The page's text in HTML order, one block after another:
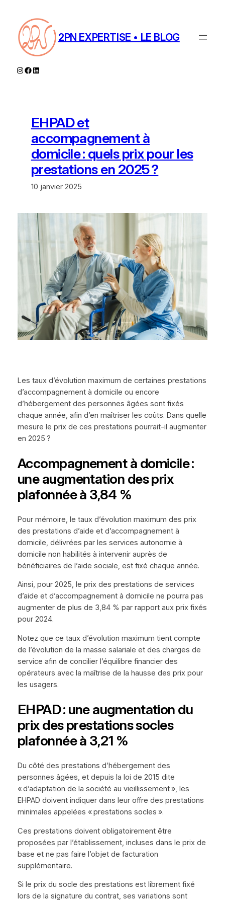
contenu
2PN EXPERTISE • LE BLOG
Instagram
Facebook
LinkedIn
EHPAD et
accompagnement à
domicile : quels prix pour les
prestations en 2025 ?
10 janvier 2025
Les taux d’évolution maximum de certaines prestations
d’accompagnement à domicile ou encore
d’hébergement des personnes âgées sont fixés
chaque année, afin d’en maîtriser les coûts. Dans quelle
mesure le prix de ces prestations pourrait-il augmenter
en 2025 ?
Accompagnement à domicile :
une augmentation des prix
plafonnée à 3,84 %
Pour mémoire, le taux d’évolution maximum des prix
des prestations d’aide et d’accompagnement à
domicile, délivrées par les services autonomie à
domicile non habilités à intervenir auprès de
bénéficiaires de l’aide sociale, est fixé chaque année.
Ainsi, pour 2025, le prix des prestations de services
d’aide et d’accompagnement à domicile ne pourra pas
augmenter de plus de 3,84 % par rapport aux prix fixés
pour 2024.
Notez que ce taux d’évolution maximum tient compte
de l’évolution de la masse salariale et des charges de
service afin de concilier l’équilibre financier des
opérateurs avec la maîtrise de la hausse des prix pour
les usagers.
EHPAD : une augmentation du
prix des prestations socles
plafonnée à 3,21 %
Du côté des prestations d’hébergement des
personnes âgées, et depuis la loi de 2015 dite
« d’adaptation de la société au vieillissement », les
EHPAD doivent indiquer dans leur offre des prestations
minimales appelées « prestations socles ».
Ces prestations doivent obligatoirement être
proposées par l’établissement, incluses dans le prix de
base et ne pas faire l’objet de facturation
supplémentaire.
Si le prix du socle des prestations est librement fixé
lors de la signature du contrat, ses variations sont